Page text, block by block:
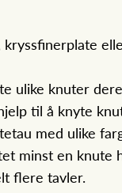
ulike knuter
til å knyte
med ulike
minst en knute
flere tavler.